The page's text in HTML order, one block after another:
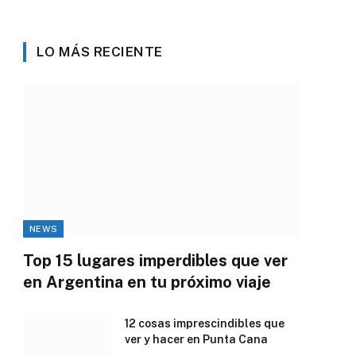
LO MÁS RECIENTE
NEWS
Top 15 lugares imperdibles que ver
en Argentina en tu próximo viaje
12 cosas imprescindibles que
ver y hacer en Punta Cana